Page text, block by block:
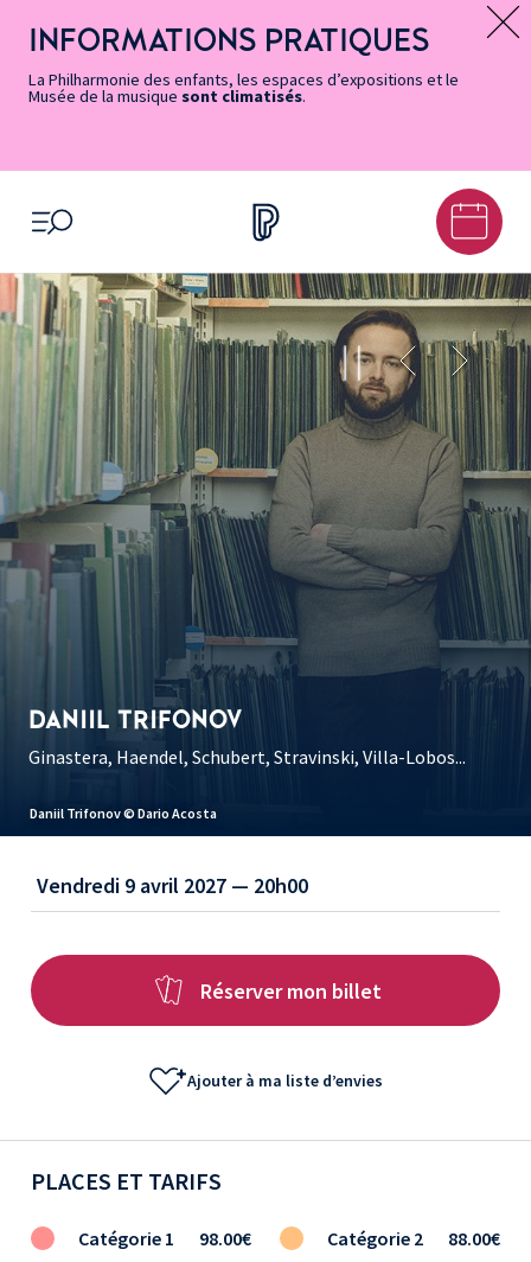
page
Accessibilité
accès
rapides
principal
contenu
principal
page
Message d’information
INFORMATIONS PRATIQUES
La Philharmonie des enfants, les espaces d’expositions et le
Musée de la musique sont climatisés.
OUVRIR LE MENU
Daniil Trifonov © Dario Acosta
DANIIL TRIFONOV
Ginastera, Haendel, Schubert, Stravinski, Villa-Lobos...
Vendredi 9 avril 2027 — 20h00
Réserver mon billet
Ajouter à ma liste d’envies
PLACES ET TARIFS
Catégorie 1 98.00€ Catégorie 2 88.00€